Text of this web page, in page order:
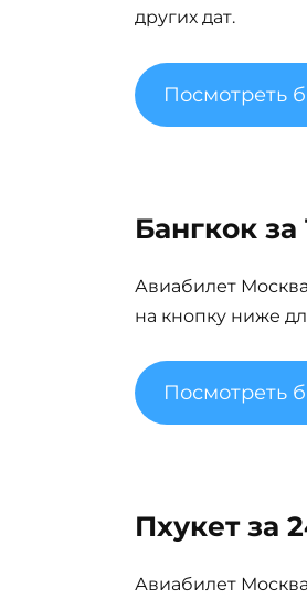
других дат.
Посмотреть
Бангкок за
Авиабилет
на кнопку ниже
Посмотреть
Пхукет за
Авиабилет